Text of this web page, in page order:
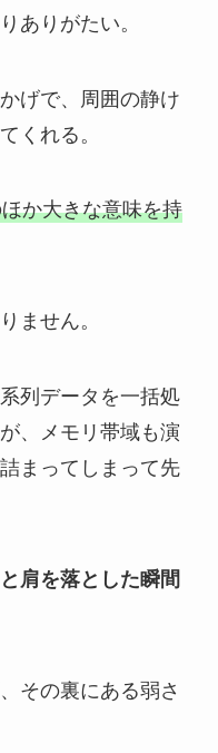
ありがたい。
げで、周囲の静け
くれる。
か大きな意味を持
ません。
列データを一括処
、メモリ帯域も演
まってしまって先
肩を落とした瞬間
その裏にある弱さ